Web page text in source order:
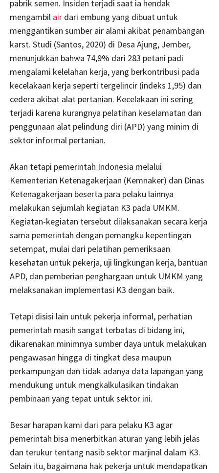
pabrik semen. Insiden terjadi saat ia hendak
mengambil air dari embung yang dibuat untuk
menggantikan sumber air alami akibat penambangan
karst. Studi (Santos, 2020) di Desa Ajung, Jember,
menunjukkan bahwa 74,9% dari 283 petani padi
mengalami kelelahan kerja, yang berkontribusi pada
kecelakaan kerja seperti tergelincir (indeks 1,95) dan
cedera akibat alat pertanian. Kecelakaan ini sering
terjadi karena kurangnya pelatihan keselamatan dan
penggunaan alat pelindung diri (APD) yang minim di
sektor informal pertanian.
Akan tetapi pemerintah Indonesia melalui
Kementerian Ketenagakerjaan (Kemnaker) dan Dinas
Ketenagakerjaan beserta para pelaku lainnya
melakukan sejumlah kegiatan K3 pada UMKM.
Kegiatan-kegiatan tersebut dilaksanakan secara kerja
sama pemerintah dengan pemangku kepentingan
setempat, mulai dari pelatihan pemeriksaan
kesehatan untuk pekerja, uji lingkungan kerja, bantuan
APD, dan pemberian penghargaan untuk UMKM yang
melaksanakan implementasi K3 dengan baik.
Tetapi disisi lain untuk pekerja informal, perhatian
pemerintah masih sangat terbatas di bidang ini,
dikarenakan minimnya sumber daya untuk melakukan
pengawasan hingga di tingkat desa maupun
perkampungan dan tidak adanya data lapangan yang
mendukung untuk mengkalkulasikan tindakan
pembinaan yang tepat untuk sektor ini.
Besar harapan kami dari para pelaku K3 agar
pemerintah bisa menerbitkan aturan yang lebih jelas
dan terukur tentang nasib sektor marjinal dalam K3.
Selain itu, bagaimana hak pekerja untuk mendapatkan